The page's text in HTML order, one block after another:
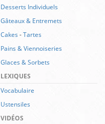
Desserts Individuels
Gâteaux & Entremets
Cakes-Tartes
Pains & Viennoiseries
Glaces & Sorbets
LEXIQUES
Vocabulaire
Ustensiles
VIDÉOS